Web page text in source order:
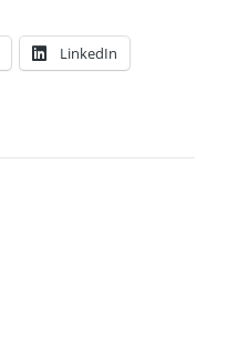
LinkedIn